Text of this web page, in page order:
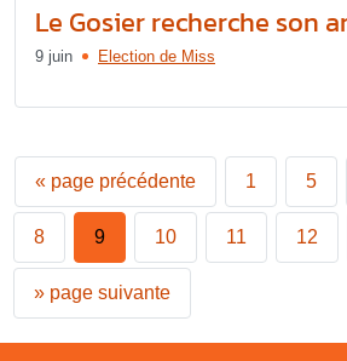
Le Gosier recherche son
9 juin Election de Miss
« page précédente 1 5
8 9 10 11 12
» page suivante